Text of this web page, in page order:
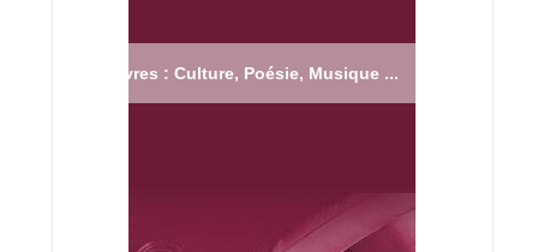
Livres : Culture, Poésie, Musique ...